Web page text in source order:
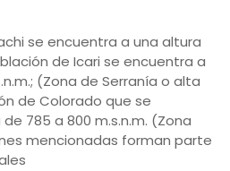
se encuentra a una altura
de Icari se encuentra a
(Zona de Serranía o alta
de Colorado que se
785 a 800 m.s.n.m. (Zona
mencionadas forman parte